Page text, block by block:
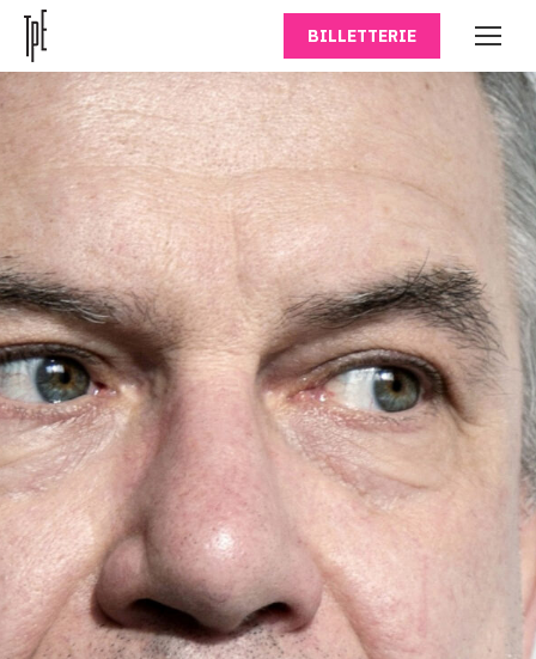
BILLETTERIE